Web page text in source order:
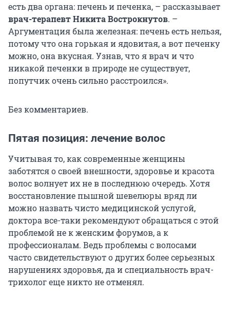
есть два органа: печень и печенка, – рассказывает
врач-терапевт Никита Вострокнутов. –
Аргументация была железная: печень есть нельзя,
потому что она горькая и ядовитая, а вот печенку
можно, она вкусная. Узнав, что я врач и что
никакой печенки в природе не существует,
попутчик очень сильно расстроился».
Без комментариев.
Пятая позиция: лечение волос
Учитывая то, как современные женщины
заботятся о своей внешности, здоровье и красота
волос волнует их не в последнюю очередь. Хотя
восстановление пышной шевелюры вряд ли
можно назвать чисто медицинской услугой,
доктора все-таки рекомендуют обращаться с этой
проблемой не к женским форумов, а к
профессионалам. Ведь проблемы с волосами
часто свидетельствуют о других более серьезных
нарушениях здоровья, да и специальность врач-
трихолог еще никто не отменял.